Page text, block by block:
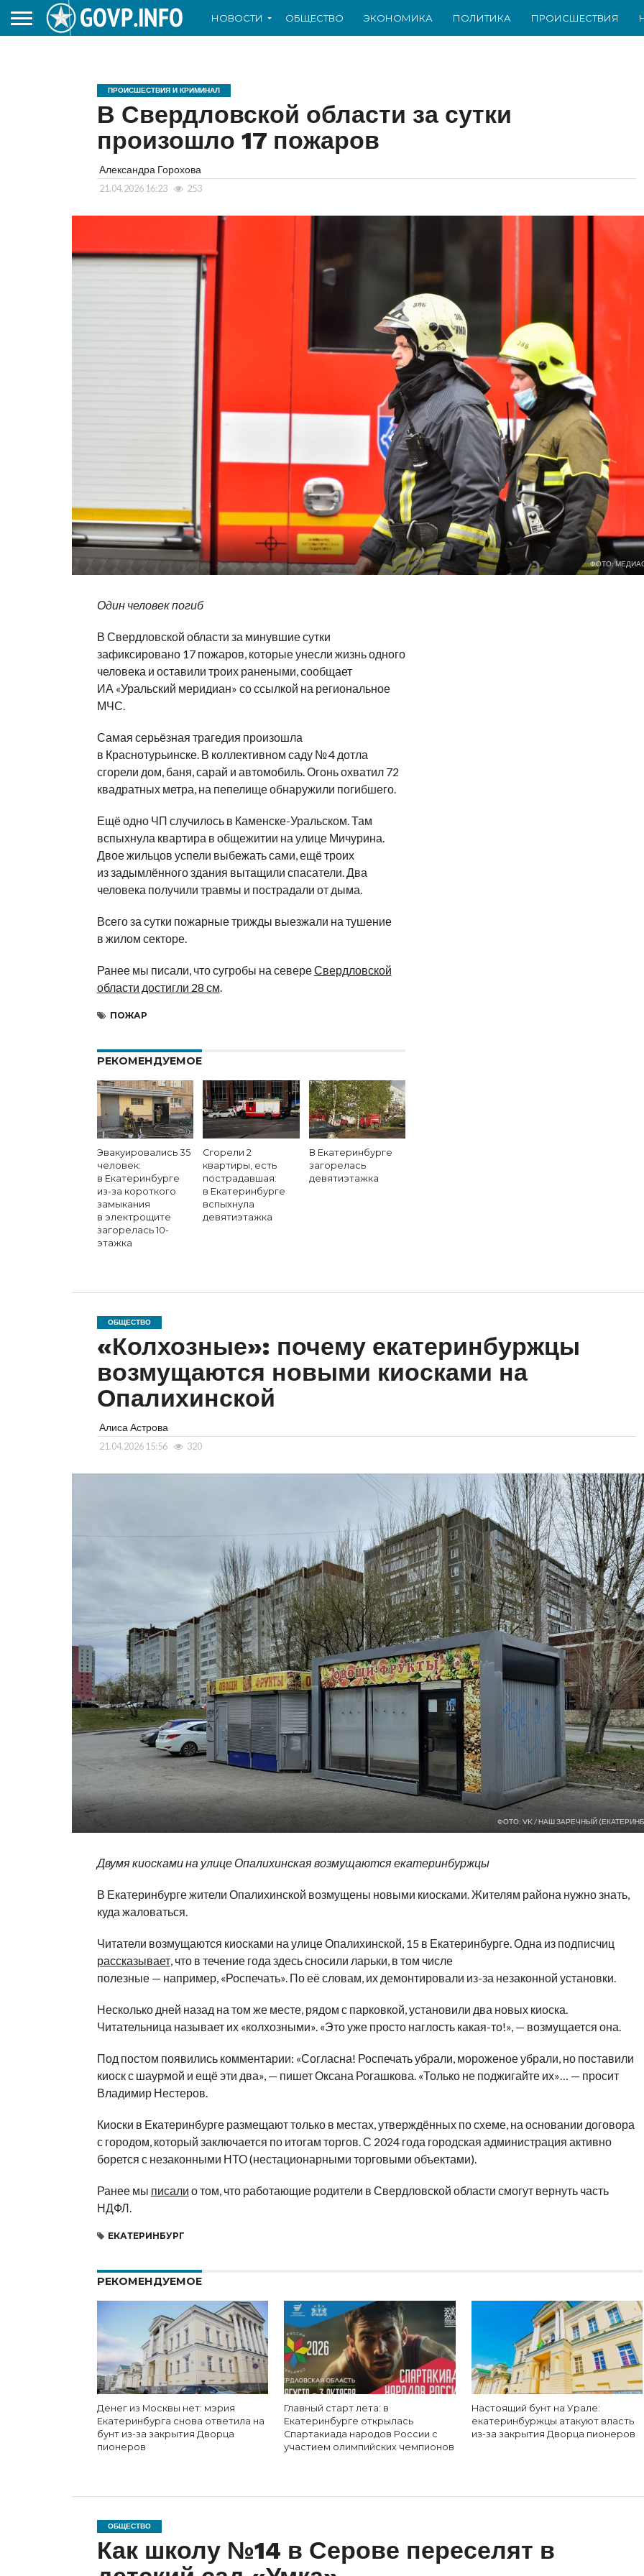
НОВОСТИ ОБЩЕСТВО ЭКОНОМИКА ПОЛИТИКА ПРОИСШЕСТВИЯ
ПРОИСШЕСТВИЯ И КРИМИНАЛ
В Свердловской области за сутки
произошло 17 пожаров
Александра Горохова
21.04.2026 16:23 253
ФОТО:
Один человек погиб
В Свердловской области за минувшие сутки
зафиксировано 17 пожаров, которые унесли жизнь одного
человека и оставили троих ранеными, сообщает
ИА «Уральский меридиан» со ссылкой на региональное
МЧС.
Самая серьёзная трагедия произошла
в Краснотурьинске. В коллективном саду № 4 дотла
сгорели дом, баня, сарай и автомобиль. Огонь охватил 72
квадратных метра, на пепелище обнаружили погибшего.
Ещё одно ЧП случилось в Каменске-Уральском. Там
вспыхнула квартира в общежитии на улице Мичурина.
Двое жильцов успели выбежать сами, ещё троих
из задымлённого здания вытащили спасатели. Два
человека получили травмы и пострадали от дыма.
Всего за сутки пожарные трижды выезжали на тушение
в жилом секторе.
Ранее мы писали, что сугробы на севереСвердловской
области достигли 28 см.
ПОЖАР
РЕКОМЕНДУЕМОЕ
Эвакуировались 35
человек:
в Екатеринбурге
из-за короткого
замыкания
в электрощите
загорелась 10-
этажка
Сгорели 2
квартиры, есть
пострадавшая:
в Екатеринбурге
вспыхнула
девятиэтажка
В Екатеринбурге
загорелась
девятиэтажка
ОБЩЕСТВО
«Колхозные»: почему екатеринбуржцы
возмущаются новыми киосками на
Опалихинской
Алиса Астрова
21.04.2026 15:56 320
ФОТО: VK / НАШ ЗАРЕЧНЫЙ
Двумя киосками на улице Опалихинская возмущаются екатеринбуржцы
В Екатеринбурге жители Опалихинской возмущены новыми киосками. Жителям района нужно знать,
куда жаловаться.
Читатели возмущаются киосками на улице Опалихинской, 15 в Екатеринбурге. Одна из подписчиц
рассказывает, что в течение года здесь сносили ларьки, в том числе
полезные — например, «Роспечать». Поеё словам, их демонтировали из-за незаконной установки.
Несколько дней назад на том же месте, рядом с парковкой, установили два новых киоска.
Читательница называет их «колхозными». «Это уже просто наглость какая-то!», — возмущается она.
Под постом появились комментарии: «Согласна! Роспечать убрали, мороженое убрали, но поставили
киоск с шаурмой и ещё эти два», — пишет Оксана Рогашкова. «Только не поджигайте их»… — просит
Владимир Нестеров.
Киоски в Екатеринбурге размещают только в местах, утверждённых посхеме, на основании договора
с городом, который заключается по итогам торгов. С 2024 года городская администрация активно
борется с незаконными НТО (нестационарными торговыми объектами).
Ранее мы писали о том, что работающие родители в Свердловской области смогут вернуть часть
НДФЛ.
ЕКАТЕРИНБУРГ
РЕКОМЕНДУЕМОЕ
Денег из Москвы нет: мэрия
Екатеринбурга снова ответила на
бунт из-за закрытия Дворца
пионеров
Главный старт лета: в
Екатеринбурге открылась
Спартакиада народов России с
участием олимпийских чемпионов
Настоящий бунт на Урале:
екатеринбуржцы атакуют власть
из-за закрытия Дворца пионеров
ОБЩЕСТВО
Как школу №14 в Серове переселят в